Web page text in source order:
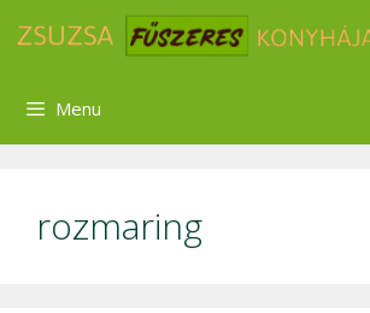
Menu
rozmaring